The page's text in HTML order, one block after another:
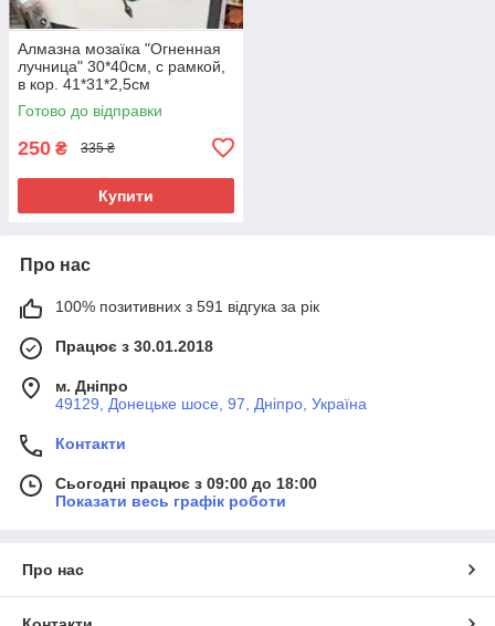
Алмазна мозаїка "Огненная
лучница" 30*40см, с рамкой,
в кор. 41*31*2,5см
Готово до відправки
250 ₴ 335 ₴
Купити
Про нас
100% позитивних з 591 відгука за рік
Працює з 30.01.2018
м. Дніпро
49129, Донецьке шосе, 97, Дніпро, Україна
Контакти
Сьогодні працює з 09:00 до 18:00
Показати весь графік роботи
Про нас